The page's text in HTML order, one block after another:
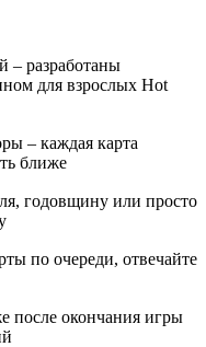
– разработаны
для взрослых Hot
– каждая карта
ближе
годовщину или просто
по очереди, отвечайте
после окончания игры